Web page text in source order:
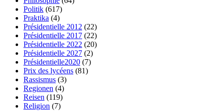
Politik (617)
Praktika (4)
Présidentielle 2012 (22)
Présidentielle 2017 (22)
Présidentielle 2022 (20)
Présidentielle 2027 (2)
Présidentielle2020 (7)
Prix des lycéens (81)
Rassismus (3)
Regionen (4)
Reisen (119)
Religion (7)